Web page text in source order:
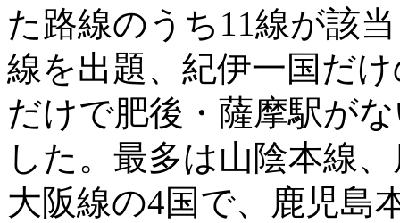
た路線のうち11線が該
線を出題、紀伊一国だ
だけで肥後・薩摩駅が
した。最多は山陰本線
大阪線の4国で、鹿児島